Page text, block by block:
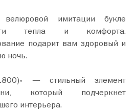
имитации букле
тепла и комфорта.
подарит вам здоровый и
ночь.
— стильный элемент
который подчеркнет
интерьера.